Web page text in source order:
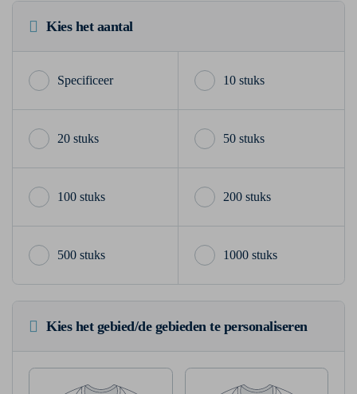
Kies het aantal
10 stuks
20 stuks 50 stuks
100 stuks 200 stuks
500 stuks 1000 stuks
Kies het gebied/de gebieden te personaliseren